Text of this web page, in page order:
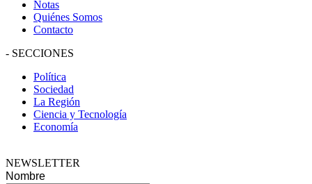
Notas
Quiénes Somos
Contacto
- SECCIONES
Política
Sociedad
La Región
Ciencia y Tecnología
Economía
NEWSLETTER
Nombre